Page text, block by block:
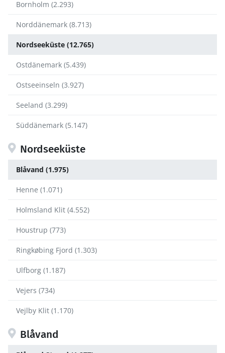
Bornholm (2.293)
Norddänemark (8.713)
Nordseeküste (12.765)
Ostdänemark (5.439)
Ostseeinseln (3.927)
Seeland (3.299)
Süddänemark (5.147)
Nordseeküste
Blåvand (1.975)
Henne (1.071)
Holmsland Klit (4.552)
Houstrup (773)
Ringkøbing Fjord (1.303)
Ulfborg (1.187)
Vejers (734)
Vejlby Klit (1.170)
Blåvand